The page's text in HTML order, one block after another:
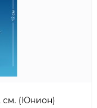
см. (Юнион)